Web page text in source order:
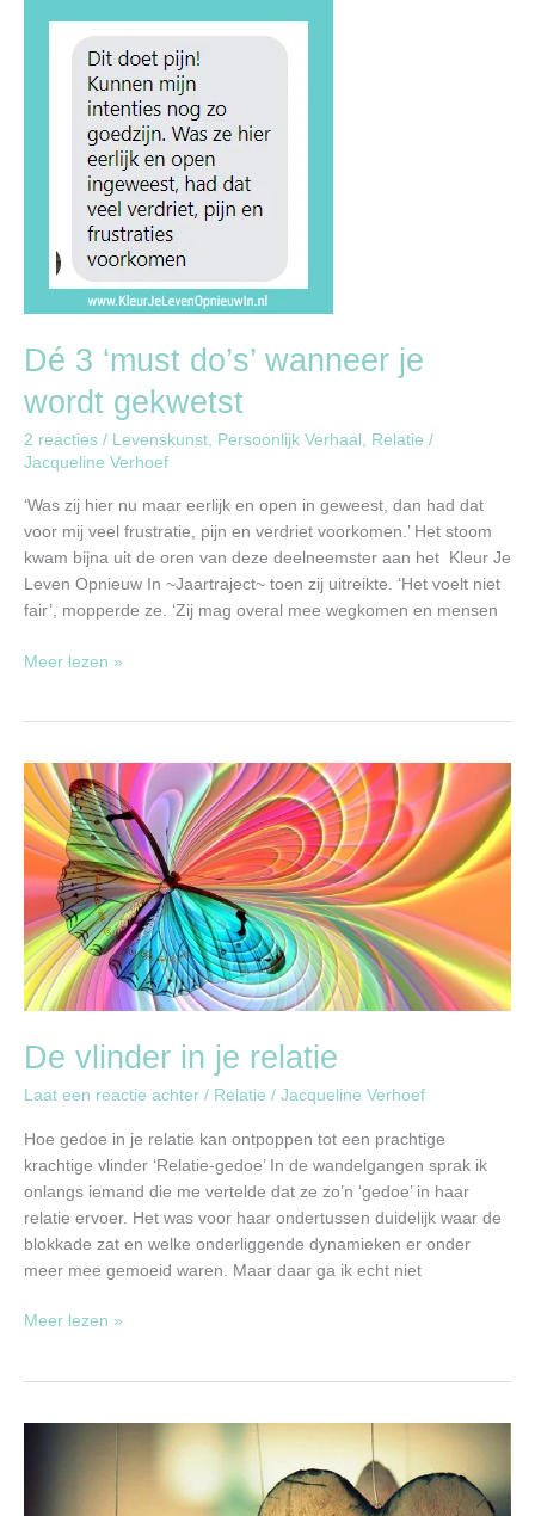
Dé 3 ‘must do’s’ wanneer je
wordt gekwetst
2 reacties / Levenskunst, Persoonlijk Verhaal , Relatie /
Jacqueline Verhoef
‘Was zij hier nu maar eerlijk en open in geweest, dan had dat
voor mij veel frustratie, pijn en verdriet voorkomen.’ Het stoom
kwam bijna uit de oren van deze deelneemster aan het Kleur Je
Leven Opnieuw In ~Jaartraject~ toen zij uitreikte. ‘Het voelt niet
fair’, mopperde ze. ‘Zij mag overal mee wegkomen en mensen
gekwetst
Meer lezen »
De vlinder in je relatie
Laat een reactie achter / Relatie / Jacqueline Verhoef
Hoe gedoe in je relatie kan ontpoppen tot een prachtige
krachtige vlinder ‘Relatie-gedoe’ In de wandelgangen sprak ik
onlangs iemand die me vertelde dat ze zo’n ‘gedoe’ in haar
relatie ervoer. Het was voor haar ondertussen duidelijk waar de
blokkade zat en welke onderliggende dynamieken er onder
meer mee gemoeid waren. Maar daar ga ik echt niet
De
vlinder
in
je
relatie
Meer lezen »